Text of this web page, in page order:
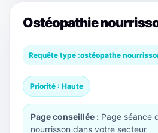
Ostéopathie
Requête type :ostéopathe
Priorité : Haute
Page conseillée : Page séance
nourrisson dans votre secteur